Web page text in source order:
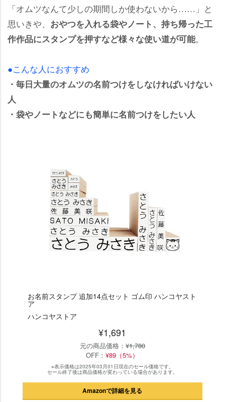
「オムツなんて少しの期間しか使わないから……」と
思いきや、 おやつを入れる袋やノート、持ち帰った工
作作品にスタンプを押すなど様々な使い道が可能。
●こんな人におすすめ
・毎日大量のオムツの名前つけをしなければいけない
人
・袋やノートなどにも簡単に名前つけをしたい人
お名前スタンプ 追加14点セット ゴム印 ハンコヤスト
ア
ハンコヤストア
¥1,691
元の商品価格： ¥1,780
OFF：¥89（5%）
※表示価格は2025年03月01日現在のセール価格です。
セール終了後は商品価格が変わっている場合があります。
Amazonで詳細を見る